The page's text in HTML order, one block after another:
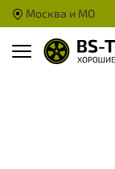
Москва и МО